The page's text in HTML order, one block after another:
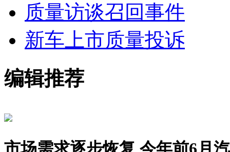
质量访谈召回事件
新车上市质量投诉
编辑推荐